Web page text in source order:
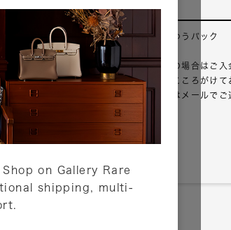
on Gallery Rare
shipping, multi-
配送について
配送業者：佐川急便・ゆうパック
ご注文確認（銀行振込の場合はご
営業日以内のご出荷をこころがけて
が一出荷が遅れる場合はメールでご
詳しくはこちら